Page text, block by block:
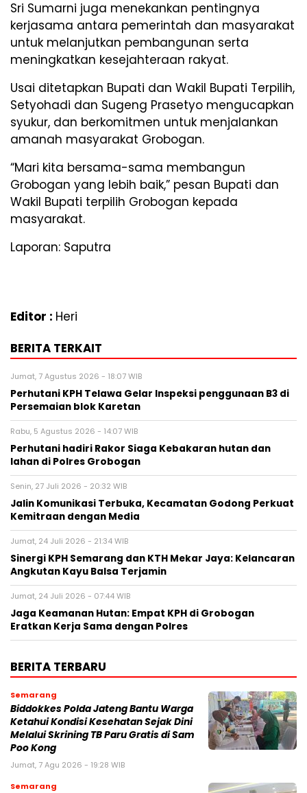
Sri Sumarni juga menekankan pentingnya
kerjasama antara pemerintah dan masyarakat
untuk melanjutkan pembangunan serta
meningkatkan kesejahteraan rakyat.
Usai ditetapkan Bupati dan Wakil Bupati Terpilih,
Setyohadi dan Sugeng Prasetyo mengucapkan
syukur, dan berkomitmen untuk menjalankan
amanah masyarakat Grobogan.
“Mari kita bersama-sama membangun
Grobogan yang lebih baik,” pesan Bupati dan
Wakil Bupati terpilih Grobogan kepada
masyarakat.
Laporan: Saputra
Editor : Heri
BERITA TERKAIT
Jumat, 7 Agustus 2026 - 18:07 WIB
Perhutani KPH Telawa Gelar Inspeksi penggunaan B3 di
Persemaian blok Karetan
Rabu, 5 Agustus 2026 - 14:07 WIB
Perhutani hadiri Rakor Siaga Kebakaran hutan dan
lahan di Polres Grobogan
Senin, 27 Juli 2026 - 20:32 WIB
Jalin Komunikasi Terbuka, Kecamatan Godong Perkuat
Kemitraan dengan Media
Jumat, 24 Juli 2026 - 21:34 WIB
Sinergi KPH Semarang dan KTH Mekar Jaya: Kelancaran
Angkutan Kayu Balsa Terjamin
Jumat, 24 Juli 2026 - 07:44 WIB
Jaga Keamanan Hutan: Empat KPH di Grobogan
Eratkan Kerja Sama dengan Polres
BERITA TERBARU
Semarang
Biddokkes Polda Jateng Bantu Warga
Ketahui Kondisi Kesehatan Sejak Dini
Melalui Skrining TB Paru Gratis di Sam
Poo Kong
Jumat, 7 Agu 2026 - 19:28 WIB
Semarang